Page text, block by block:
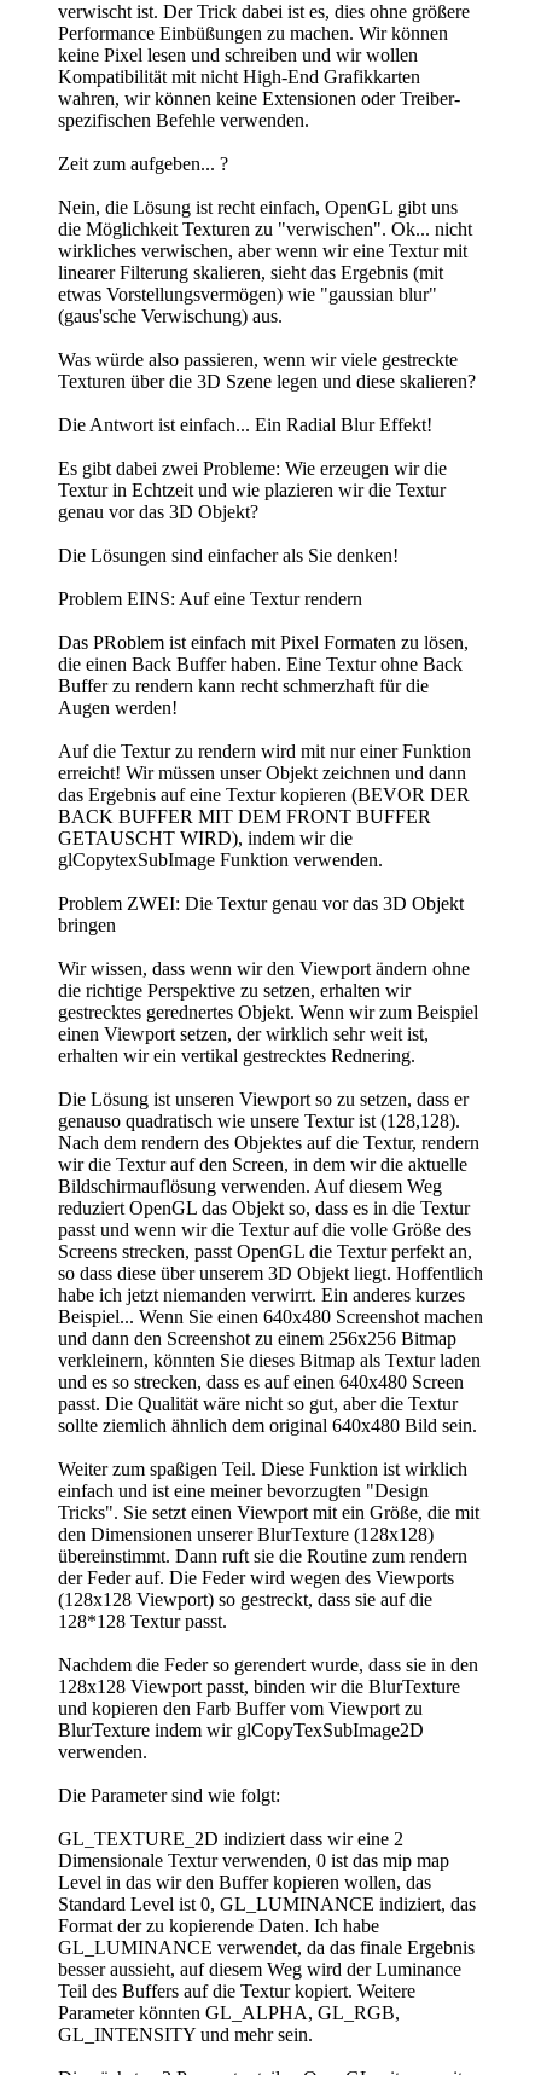
verwischt ist. Der Trick dabei ist es, dies ohne größere
Performance Einbüßungen zu machen. Wir können
keine Pixel lesen und schreiben und wir wollen
Kompatibilität mit nicht High-End Grafikkarten
wahren, wir können keine Extensionen oder Treiber-
spezifischen Befehle verwenden.
Zeit zum aufgeben... ?
Nein, die Lösung ist recht einfach, OpenGL gibt uns
die Möglichkeit Texturen zu "verwischen". Ok... nicht
wirkliches verwischen, aber wenn wir eine Textur mit
linearer Filterung skalieren, sieht das Ergebnis (mit
etwas Vorstellungsvermögen) wie "gaussian blur"
(gaus'sche Verwischung) aus.
Was würde also passieren, wenn wir viele gestreckte
Texturen über die 3D Szene legen und diese skalieren?
Die Antwort ist einfach... Ein Radial Blur Effekt!
Es gibt dabei zwei Probleme: Wie erzeugen wir die
Textur in Echtzeit und wie plazieren wir die Textur
genau vor das 3D Objekt?
Die Lösungen sind einfacher als Sie denken!
Problem EINS: Auf eine Textur rendern
Das PRoblem ist einfach mit Pixel Formaten zu lösen,
die einen Back Buffer haben. Eine Textur ohne Back
Buffer zu rendern kann recht schmerzhaft für die
Augen werden!
Auf die Textur zu rendern wird mit nur einer Funktion
erreicht! Wir müssen unser Objekt zeichnen und dann
das Ergebnis auf eine Textur kopieren (BEVOR DER
BACK BUFFER MIT DEM FRONT BUFFER
GETAUSCHT WIRD), indem wir die
glCopytexSubImage Funktion verwenden.
Problem ZWEI: Die Textur genau vor das 3D Objekt
bringen
Wir wissen, dass wenn wir den Viewport ändern ohne
die richtige Perspektive zu setzen, erhalten wir
gestrecktes gerednertes Objekt. Wenn wir zum Beispiel
einen Viewport setzen, der wirklich sehr weit ist,
erhalten wir ein vertikal gestrecktes Rednering.
Die Lösung ist unseren Viewport so zu setzen, dass er
genauso quadratisch wie unsere Textur ist (128,128).
Nach dem rendern des Objektes auf die Textur, rendern
wir die Textur auf den Screen, in dem wir die aktuelle
Bildschirmauflösung verwenden. Auf diesem Weg
reduziert OpenGL das Objekt so, dass es in die Textur
passt und wenn wir die Textur auf die volle Größe des
Screens strecken, passt OpenGL die Textur perfekt an,
so dass diese über unserem 3D Objekt liegt. Hoffentlich
habe ich jetzt niemanden verwirrt. Ein anderes kurzes
Beispiel... Wenn Sie einen 640x480 Screenshot machen
und dann den Screenshot zu einem 256x256 Bitmap
verkleinern, könnten Sie dieses Bitmap als Textur laden
und es so strecken, dass es auf einen 640x480 Screen
passt. Die Qualität wäre nicht so gut, aber die Textur
sollte ziemlich ähnlich dem original 640x480 Bild sein.
Weiter zum spaßigen Teil. Diese Funktion ist wirklich
einfach und ist eine meiner bevorzugten "Design
Tricks". Sie setzt einen Viewport mit ein Größe, die mit
den Dimensionen unserer BlurTexture (128x128)
übereinstimmt. Dann ruft sie die Routine zum rendern
der Feder auf. Die Feder wird wegen des Viewports
(128x128 Viewport) so gestreckt, dass sie auf die
128*128 Textur passt.
Nachdem die Feder so gerendert wurde, dass sie in den
128x128 Viewport passt, binden wir die BlurTexture
und kopieren den Farb Buffer vom Viewport zu
BlurTexture indem wir glCopyTexSubImage2D
verwenden.
Die Parameter sind wie folgt:
GL_TEXTURE_2D indiziert dass wir eine 2
Dimensionale Textur verwenden, 0 ist das mip map
Level in das wir den Buffer kopieren wollen, das
Standard Level ist 0, GL_LUMINANCE indiziert, das
Format der zu kopierende Daten. Ich habe
GL_LUMINANCE verwendet, da das finale Ergebnis
besser aussieht, auf diesem Weg wird der Luminance
Teil des Buffers auf die Textur kopiert. Weitere
Parameter könnten GL_ALPHA, GL_RGB,
GL_INTENSITY und mehr sein.